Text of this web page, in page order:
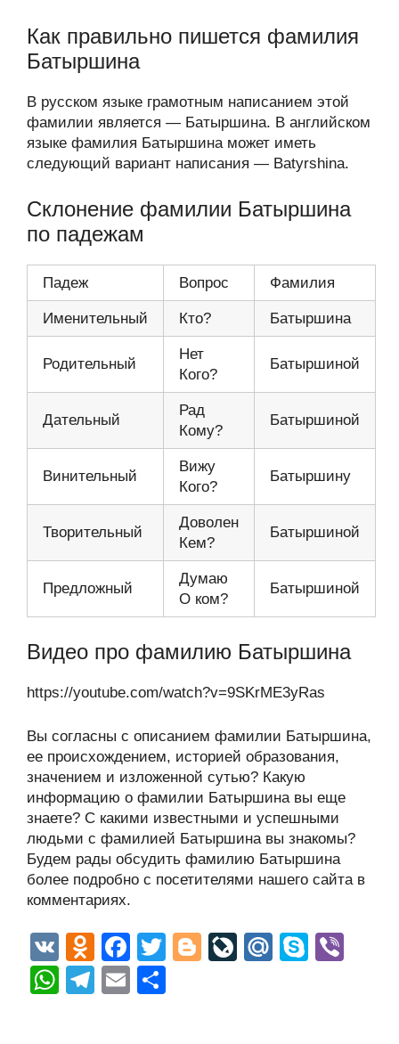
Как правильно пишется фамилия
Батыршина
В русском языке грамотным написанием этой
фамилии является — Батыршина. В английском
языке фамилия Батыршина может иметь
следующий вариант написания — Batyrshina.
Склонение фамилии Батыршина
по падежам
Падеж Вопрос Фамилия
Именительный Кто? Батыршина
Родительный
Нет
Кого?
Батыршиной
Дательный
Рад
Кому?
Батыршиной
Винительный
Вижу
Кого?
Батыршину
Творительный
Доволен
Кем?
Батыршиной
Предложный
Думаю
О ком?
Батыршиной
Видео про фамилию Батыршина
https://youtube.com/watch?v=9SKrME3yRas
Вы согласны с описанием фамилии Батыршина,
ее происхождением, историей образования,
значением и изложенной сутью? Какую
информацию о фамилии Батыршина вы еще
знаете? С какими известными и успешными
людьми с фамилией Батыршина вы знакомы?
Будем рады обсудить фамилию Батыршина
более подробно с посетителями нашего сайта в
комментариях.
V
K
O
d
n
F
a
c
T
Bl
Li
M
S
W
T
E